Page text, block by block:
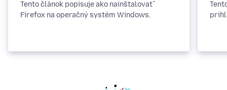
Tento článok popisuje ako nainštalovať
Firefox na operačný systém Windows.